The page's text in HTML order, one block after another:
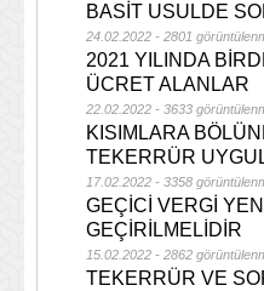
BASİT USULDE
24.02.2022 - 2801
2021 YILINDA
ÜCRET ALANLAR
22.02.2022 - 3633
KISIMLARA
TEKERRÜR
17.02.2022 - 3358
GEÇİCİ VERGİ
GEÇİRİLMELİDİR
15.02.2022 - 2862
TEKERRÜR VE